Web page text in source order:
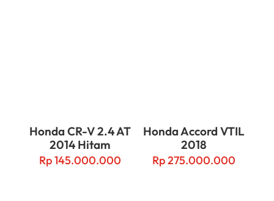
Honda CR-V 2.4 AT
2014 Hitam
Rp145.000.000
Honda Accord VTIL
2018
Rp275.000.000